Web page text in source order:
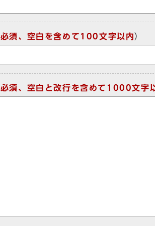
必須、空白を含めて100文字以内）
必須、空白と改行を含めて1000文字